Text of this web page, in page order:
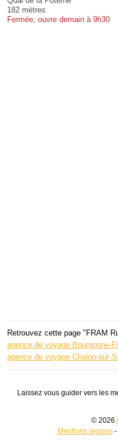
182 mètres
Fermée, ouvre demain à 9h30
Retrouvez cette page "FRAM
agence de voyage Bourgogne-
agence de voyage Chalon-sur-
Laissez vous guider vers les
© 2026
Mentions légales-